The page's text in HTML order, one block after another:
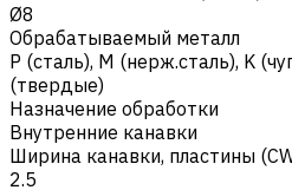
Ø8
Обрабатываемый металл
Р (сталь), M (нерж.сталь), K
(твердые)
Назначение обработки
Внутренние канавки
Ширина канавки, пластины
2.5